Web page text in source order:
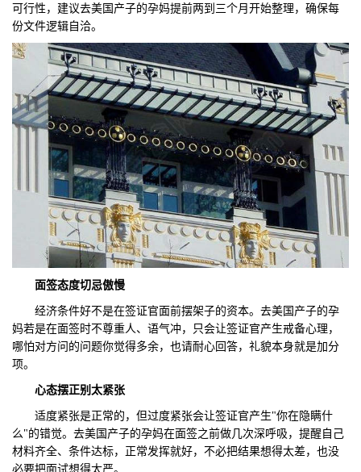
可行性，建议去美国产子的孕妈提前两到三个月开始整理，确保每
份文件逻辑自洽。
面签态度切忌傲慢
经济条件好不是在签证官面前摆架子的资本。去美国产子的孕
妈若是在面签时不尊重人、语气冲，只会让签证官产生戒备心理，
哪怕对方问的问题你觉得多余，也请耐心回答，礼貌本身就是加分
项。
心态摆正别太紧张
适度紧张是正常的，但过度紧张会让签证官产生"你在隐瞒什
么"的错觉。去美国产子的孕妈在面签之前做几次深呼吸，提醒自己
材料齐全、条件达标，正常发挥就好，不必把结果想得太差，也没
必要把面试想得太严。